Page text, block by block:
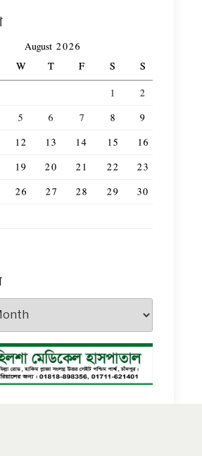
August 2026
W T F S
S
1
2
5 6 7 8
9
12 13 14 15
16
19 20 21 22
23
26 27 28 29
30